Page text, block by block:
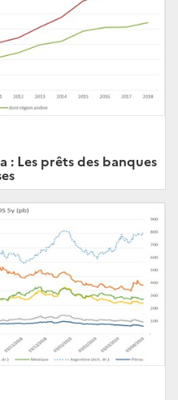
: Les prêts des banques